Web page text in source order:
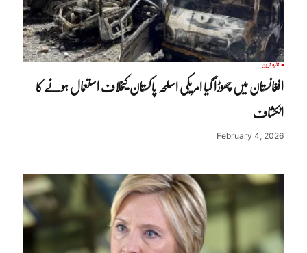
تازہ ترین
افغانستان میں چھوڑا گیا امریکی اسلحہ پاکستان کیخلاف استعمال ہونے کا
انکشاف
February 4, 2026